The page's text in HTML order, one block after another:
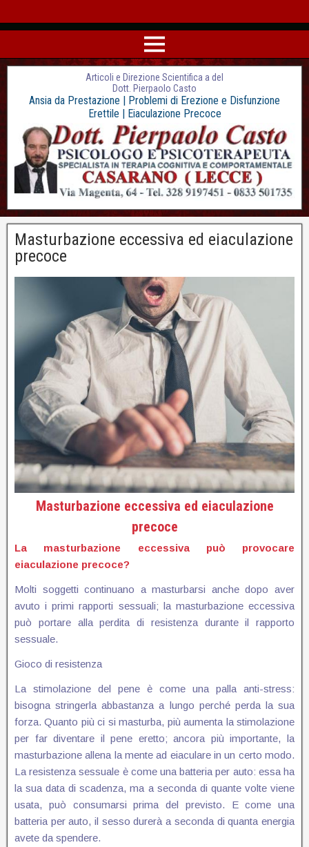
Articoli e Direzione Scientifica a del
Dott. Pierpaolo Casto
Ansia da Prestazione | Problemi di Erezione e Disfunzione
Erettile | Eiaculazione Precoce
Masturbazione eccessiva ed eiaculazione
precoce
Masturbazione eccessiva ed eiaculazione
precoce
La masturbazione eccessiva può provocare
eiaculazione precoce?
Molti soggetti continuano a masturbarsi anche dopo aver
avuto i primi rapporti sessuali; la masturbazione eccessiva
può portare alla perdita di resistenza durante il rapporto
sessuale.
Gioco di resistenza
La stimolazione del pene è come una palla anti-stress:
bisogna stringerla abbastanza a lungo perché perda la sua
forza. Quanto più ci si masturba, più aumenta la stimolazione
per far diventare il pene eretto; ancora più importante, la
masturbazione allena la mente ad eiaculare in un certo modo.
La resistenza sessuale è come una batteria per auto: essa ha
la sua data di scadenza, ma a seconda di quante volte viene
usata, può consumarsi prima del previsto. E come una
batteria per auto, il sesso durerà a seconda di quanta energia
avete da spendere.